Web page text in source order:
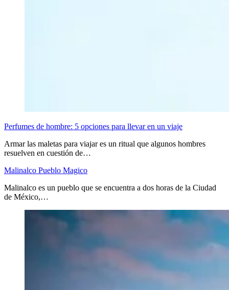
Perfumes de hombre: 5 opciones para llevar en un viaje
Armar las maletas para viajar es un ritual que algunos hombres
resuelven en cuestión de…
Malinalco Pueblo Magico
Malinalco es un pueblo que se encuentra a dos horas de la Ciudad
de México,…